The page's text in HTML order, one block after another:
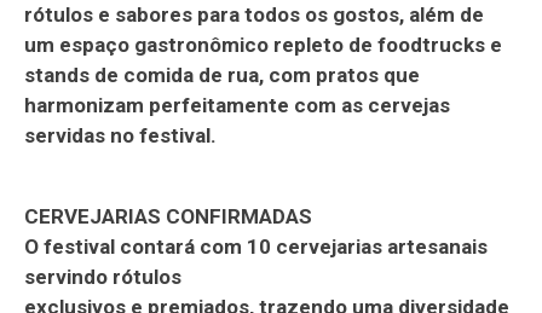
rótulos e sabores para todos os gostos, além de
um espaço gastronômico repleto de foodtrucks e
stands de comida de rua, com pratos que
harmonizam perfeitamente com as cervejas
servidas no festival.
CERVEJARIAS CONFIRMADAS
O festival contará com 10 cervejarias artesanais
servindo rótulos
exclusivos e premiados, trazendo uma diversidade